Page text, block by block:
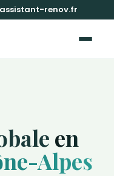
renov.fr
en
Alpes